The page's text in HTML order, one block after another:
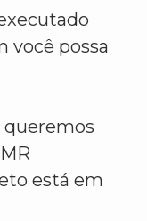
você possa
queremos
está em